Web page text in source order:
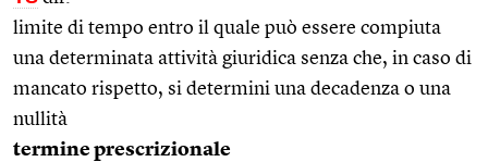
limite di tempo entro il quale può essere compiuta
una determinata attività giuridica senza che, in caso di
mancato rispetto, si determini una decadenza o una
nullità
termine prescrizionale